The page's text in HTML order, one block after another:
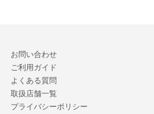
お問い合わせ
ご利用ガイド
よくある質問
取扱店舗一覧
プライバシーポリシー